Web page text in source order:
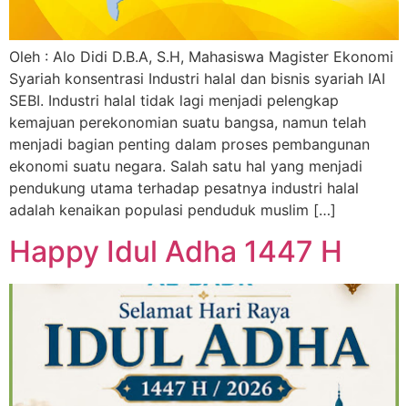
Oleh : Alo Didi D.B.A, S.H, Mahasiswa Magister Ekonomi
Syariah konsentrasi Industri halal dan bisnis syariah IAI
SEBI. Industri halal tidak lagi menjadi pelengkap
kemajuan perekonomian suatu bangsa, namun telah
menjadi bagian penting dalam proses pembangunan
ekonomi suatu negara. Salah satu hal yang menjadi
pendukung utama terhadap pesatnya industri halal
adalah kenaikan populasi penduduk muslim […]
Happy Idul Adha 1447 H